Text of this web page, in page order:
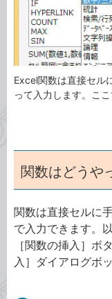
Excel関数は直接セル
って入力します。こ
関数はどうや
関数は直接セルに
で入力できます。
［関数の挿入］ボ
入］ダイアログボ